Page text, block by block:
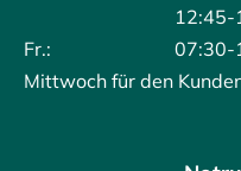
12:45-
Fr.:
07:30-
Mittwoch für den